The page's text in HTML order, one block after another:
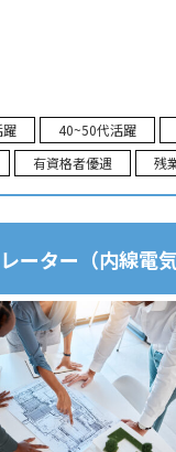
躍 40~50代活躍
有資格者優遇 残
ーター（内線電